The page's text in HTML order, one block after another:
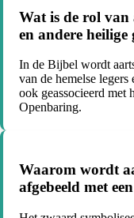
Wat is de rol van
en andere heilige
In de Bijbel wordt
van de hemelse
ook geassocieerd met
Openbaring.
Waarom wordt
afgebeeld met